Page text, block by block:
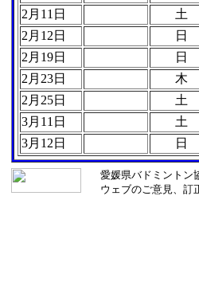
2月11日
土
2月12日
日
2月19日
日
2月23日
木
2月25日
土
3月11日
土
3月12日
日
愛媛県バドミントン
ウェブのご意見、訂